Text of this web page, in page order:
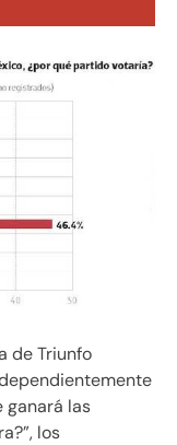
de Triunfo
ganará las
los